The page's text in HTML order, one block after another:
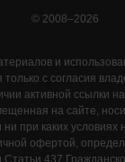
© 2008–2026
и
только с согласия
активной ссылки
на сайте,
ни при каких условиях
офертой,
437